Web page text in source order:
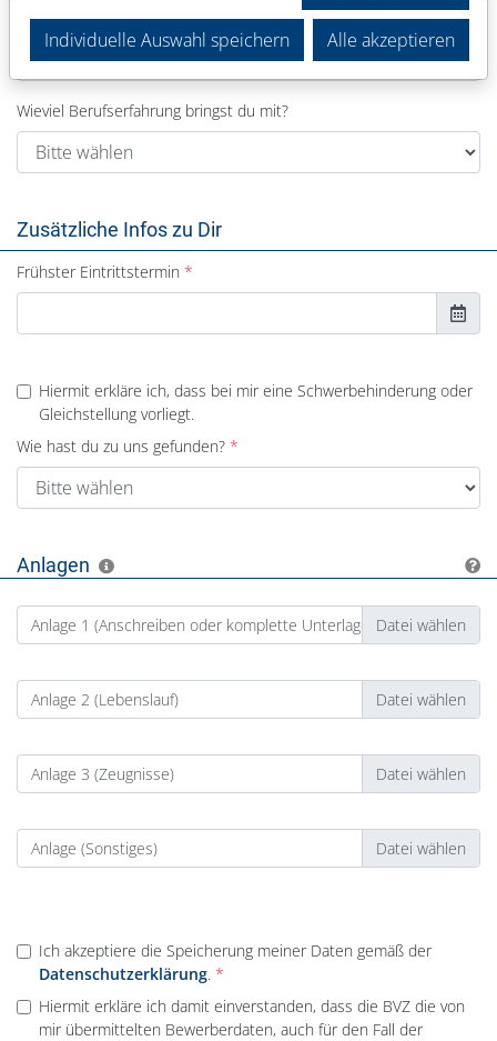
In welchem Bereich warst du bisher tätig?
Wieviel Berufserfahrung bringst du mit?
Zusätzliche Infos zu Dir
Frühster Eintrittstermin
Hiermit erkläre ich, dass bei mir eine Schwerbehinderung oder
Gleichstellung vorliegt.
Wie hast du zu uns gefunden?
Anlagen
Anlage 1 (Anschreiben oder komplette Unterlagen)
Anlage 2 (Lebenslauf)
Anlage 3 (Zeugnisse)
Anlage (Sonstiges)
Ich akzeptiere die Speicherung meiner Daten gemäß der
Datenschutzerklärung.
Hiermit erkläre ich damit einverstanden, dass die BVZ die von
mir übermittelten Bewerberdaten, auch für den Fall der
Individuelle Auswahl speichern Alle akzeptieren